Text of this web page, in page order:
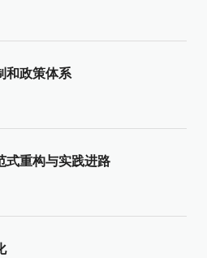
和政策体系
式重构与实践进路